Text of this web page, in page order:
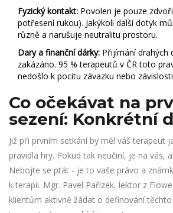
Fyzický kontakt: Povolen je pouze
potřesení rukou). Jakýkoli další dotyk
různě a narušuje neutralitu prostoru.
Dary a finanční dárky: Přijímání drahých
zakázáno. 95 % terapeutů v ČR toto
nedošlo k pocitu závazku nebo
Co očekávat na
sezení: Konkrétní
Již při prvním setkání by měl váš terapeut
pravidla hry. Pokud tak neučiní, je na vás,
Nebojte se ptát - je to vaše právo a
k terapii. Mgr. Pavel Pařízek, lektor z
klientům aktivně žádat o definování